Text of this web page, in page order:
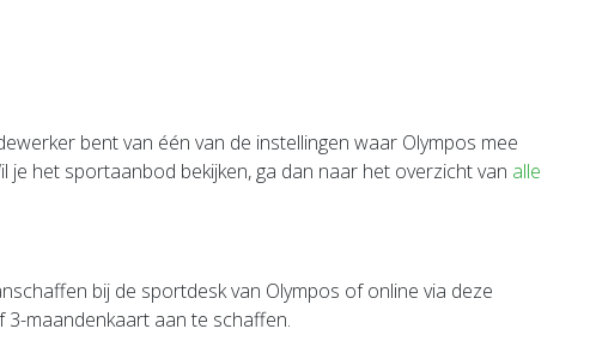
bent van één van de instellingen waar Olympos mee
het sportaanbod bekijken, ga dan naar het overzicht van alle
bij de sportdesk van Olympos of online via deze
3-maandenkaart aan te schaffen.